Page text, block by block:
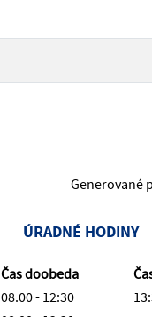
Generované
ÚRADNÉ HODINY
Čas doobeda
08.00 - 12:30